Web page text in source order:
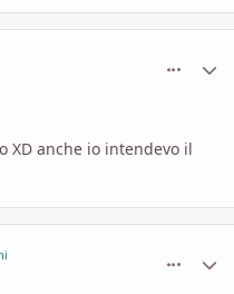
XD anche io intendevo il